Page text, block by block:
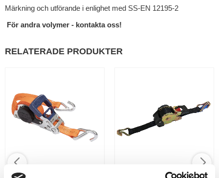
Märkning och utförande i enlighet med SS-EN 12195-2
För andra volymer - kontakta oss!
RELATERADE PRODUKTER